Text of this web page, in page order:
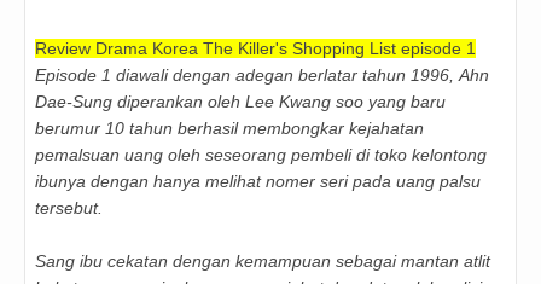
Review Drama Korea The Killer's Shopping List episode 1
Episode 1 diawali dengan adegan berlatar tahun 1996, Ahn
Dae-Sung diperankan oleh Lee Kwang soo yang baru
berumur 10 tahun berhasil membongkar kejahatan
pemalsuan uang oleh seseorang pembeli di toko kelontong
ibunya dengan hanya melihat nomer seri pada uang palsu
tersebut.
Sang ibu cekatan dengan kemampuan sebagai mantan atlit